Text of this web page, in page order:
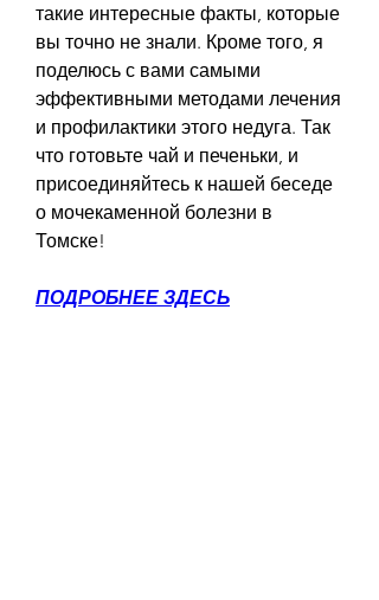
такие интересные факты, которые
вы точно не знали. Кроме того, я
поделюсь с вами самыми
эффективными методами лечения
и профилактики этого недуга. Так
что готовьте чай и печеньки, и
присоединяйтесь к нашей беседе
о мочекаменной болезни в
Томске!
ПОДРОБНЕЕ ЗДЕСЬ